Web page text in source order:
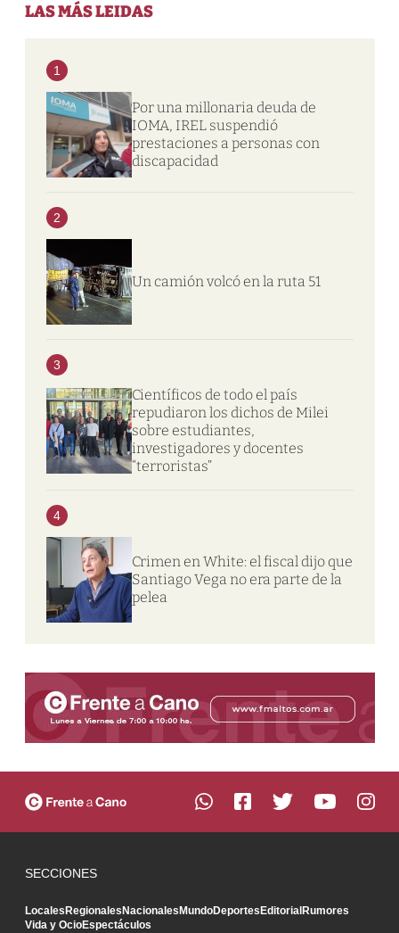
LAS MÁS LEIDAS
1
Por una millonaria deuda de
IOMA, IREL suspendió
prestaciones a personas con
discapacidad
2
Un camión volcó en la ruta 51
3
Científicos de todo el país
repudiaron los dichos de Milei
sobre estudiantes,
investigadores y docentes
“terroristas”
4
Crimen en White: el fiscal dijo que
Santiago Vega no era parte de la
pelea
SECCIONES
LocalesRegionalesNacionalesMundoDeportesEditorialRumores
Vida y OcioEspectáculos